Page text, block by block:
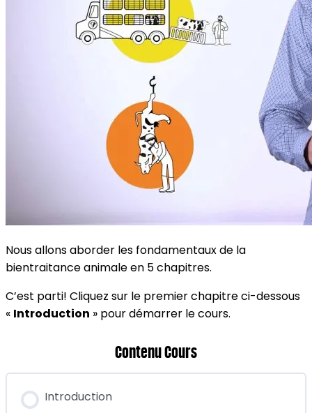
Nous allons aborder les fondamentaux de la
bientraitance animale en 5 chapitres.
C’est parti! Cliquez sur le premier chapitre ci-dessous
« Introduction » pour démarrer le cours.
Contenu Cours
Introduction